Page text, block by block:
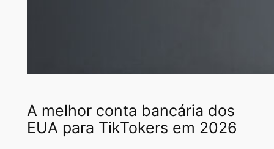
A melhor conta bancária dos
EUA para TikTokers em 2026